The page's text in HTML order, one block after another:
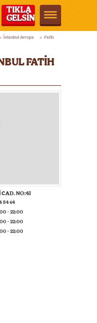
TIKLA
GELSİN
İstanbul Avrupa > Fatih
FATİH
NO:41
54 64
- 22:00
- 22:00
- 22:00